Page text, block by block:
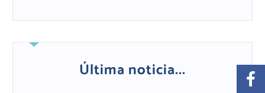
Última noticia...